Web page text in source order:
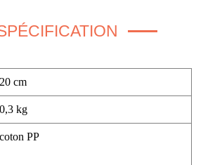
20 cm
0,3 kg
coton PP